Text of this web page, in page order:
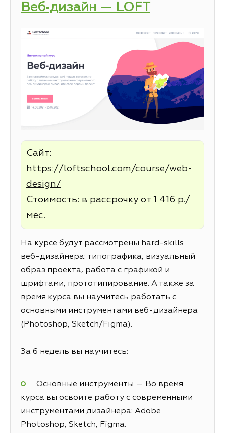
Веб‑дизайн — LOFT
Сайт:
https://loftschool.com/course/web-
design/
Стоимость: в рассрочку от 1 416 р./
мес.
На курсе будут рассмотрены hard-skills
веб-дизайнера: типографика, визуальный
образ проекта, работа с графикой и
шрифтами, прототипирование. А также за
время курса вы научитесь работать с
основными инструментами веб-дизайнера
(Photoshop, Sketch/Figma).
За 6 недель вы научитесь:
Основные инструменты — Во время
курса вы освоите работу с современными
инструментами дизайнера: Adobe
Photoshop, Sketch, Figma.